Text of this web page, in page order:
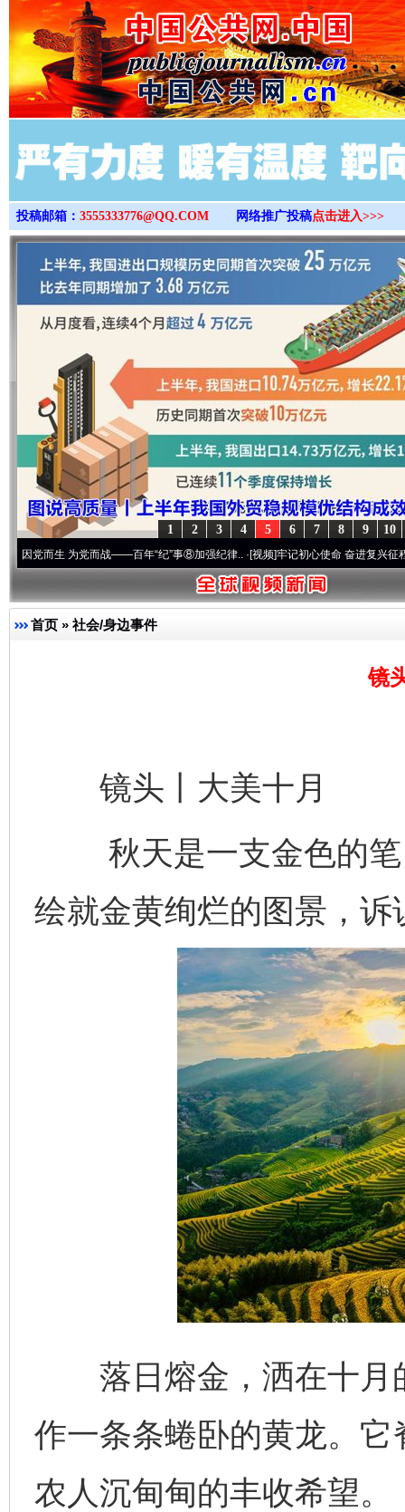
>
投稿邮箱： 3555333776@QQ.COM 网络推广投稿点击进入>>>
10
9
8
7
6
5
4
3
2
1
为党而战——百年“纪”事⑧加强纪律..·[视频]牢记初心使命 奋进复兴征程丨“转折之
首页 » 社会/身边事件
镜
镜头丨大美十月
秋天是一支金色的笔
绘就金黄绚烂的图景，
落日熔金，洒在十月
作一条条蜷卧的黄龙。它
农人沉甸甸的丰收希望